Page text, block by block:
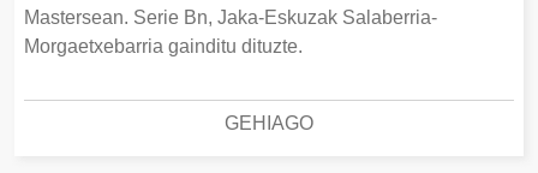
Mastersean. Serie Bn, Jaka-Eskuzak Salaberria-
Morgaetxebarria gainditu dituzte.
GEHIAGO